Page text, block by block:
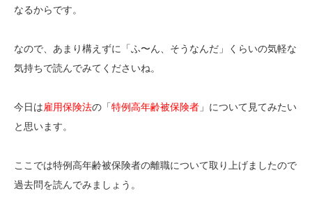
なるからです。
なので、あまり構えずに「ふ〜ん、そうなんだ」くらいの気軽な
気持ちで読んでみてくださいね。
今日は雇用保険法の「特例高年齢被保険者 」について見てみたい
と思います。
ここでは特例高年齢被保険者の離職について取り上げましたので
過去問を読んでみましょう。